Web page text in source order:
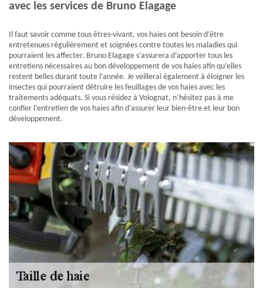
avec les services de Bruno Elagage
Il faut savoir comme tous êtres-vivant, vos haies ont besoin d’être
entretenues régulièrement et soignées contre toutes les maladies qui
pourraient les affecter. Bruno Elagage s’assurera d’apporter tous les
entretiens nécessaires au bon développement de vos haies afin qu’elles
restent belles durant toute l’année. Je veillerai également à éloigner les
insectes qui pourraient détruire les feuillages de vos haies avec les
traitements adéquats. Si vous résidez à Volognat, n’hésitez pas à me
confier l’entretien de vos haies afin d’assurer leur bien-être et leur bon
développement.